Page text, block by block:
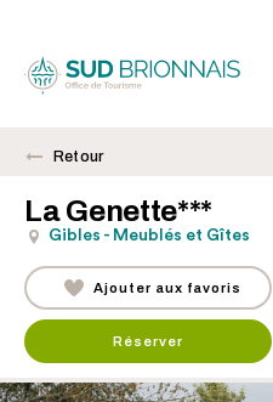
Retour
La Genette***
Gibles - Meublés et Gîtes
Ajouter aux favoris
Réserver